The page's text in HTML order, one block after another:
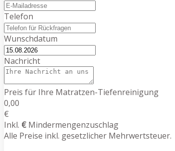
Telefon
Wunschdatum
Nachricht
Preis für Ihre Matratzen-Tiefenreinigung
0,00
€
Inkl. € Mindermengenzuschlag
Alle Preise inkl. gesetzlicher Mehrwertsteuer.